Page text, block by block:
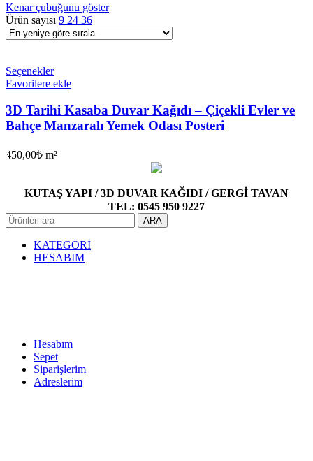
Kenar çubuğunu göster
Ürün sayısı 9 24 36
Seçenekler
Favorilere ekle
3D Tarihi Kasaba Duvar Kağıdı – Çiçekli Evler ve
Bahçe Manzaralı Yemek Odası Posteri
450,00₺ m²
KUTAŞ YAPI / 3D DUVAR KAĞIDI / GERGİ TAVAN
TEL: 0545 950 9227
ARA
KATEGORİ
HESABIM
Hesabım
Sepet
Siparişlerim
Adreslerim